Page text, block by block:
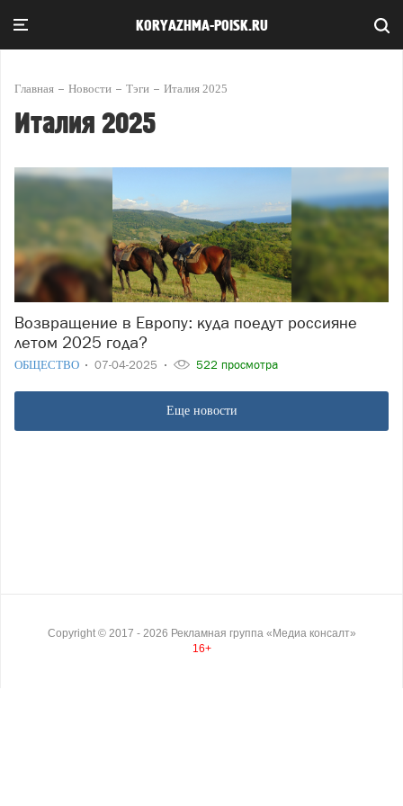
KORYAZHMA-POISK.RU
Главная Новости Тэги Италия 2025
Италия 2025
Возвращение в Европу: куда поедут россияне
летом 2025 года?
ОБЩЕСТВО 07-04-2025 522 просмотра
Еще новости
Copyright © 2017 - 2026 Рекламная группа «Медиа консалт»
16+